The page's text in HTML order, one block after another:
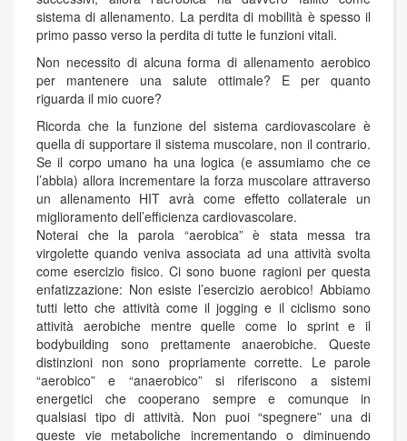
sistema di allenamento. La perdita di mobilità è spesso il
primo passo verso la perdita di tutte le funzioni vitali.
Non necessito di alcuna forma di allenamento aerobico
per mantenere una salute ottimale? E per quanto
riguarda il mio cuore?
Ricorda che la funzione del sistema cardiovascolare è
quella di supportare il sistema muscolare, non il contrario.
Se il corpo umano ha una logica (e assumiamo che ce
l’abbia) allora incrementare la forza muscolare attraverso
un allenamento HIT avrà come effetto collaterale un
miglioramento dell’efficienza cardiovascolare.
Noterai che la parola “aerobica” è stata messa tra
virgolette quando veniva associata ad una attività svolta
come esercizio fisico. Ci sono buone ragioni per questa
enfatizzazione: Non esiste l’esercizio aerobico! Abbiamo
tutti letto che attività come il jogging e il ciclismo sono
attività aerobiche mentre quelle come lo sprint e il
bodybuilding sono prettamente anaerobiche. Queste
distinzioni non sono propriamente corrette. Le parole
“aerobico” e “anaerobico” si riferiscono a sistemi
energetici che cooperano sempre e comunque in
qualsiasi tipo di attività. Non puoi “spegnere” una di
queste vie metaboliche incrementando o diminuendo